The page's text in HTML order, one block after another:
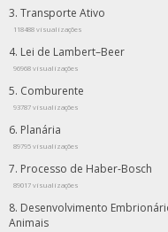
Transporte Ativo
118488 visualizações
Lei de Lambert–Beer
96968 visualizações
Comburente
93787 visualizações
Planária
89795 visualizações
Processo de Haber-Bosch
89017 visualizações
Desenvolvimento
Animais